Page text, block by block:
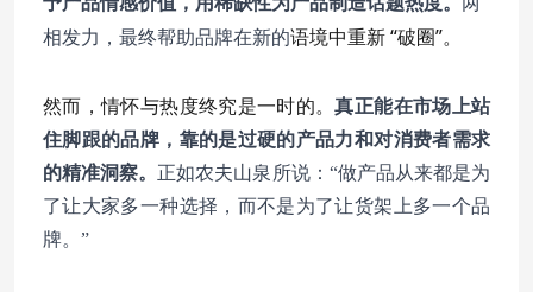
相发力，最终帮助品牌在新的语境中重新 “破圈”。
然而，情怀与热度终究是一时的。真正能在市场上站
住脚跟的品牌，靠的是过硬的产品力和对消费者需求
的精准洞察。 正如农夫山泉所说：“做产品从来都是为
了让大家多一种选择，而不是为了让货架上多一个品
牌。”